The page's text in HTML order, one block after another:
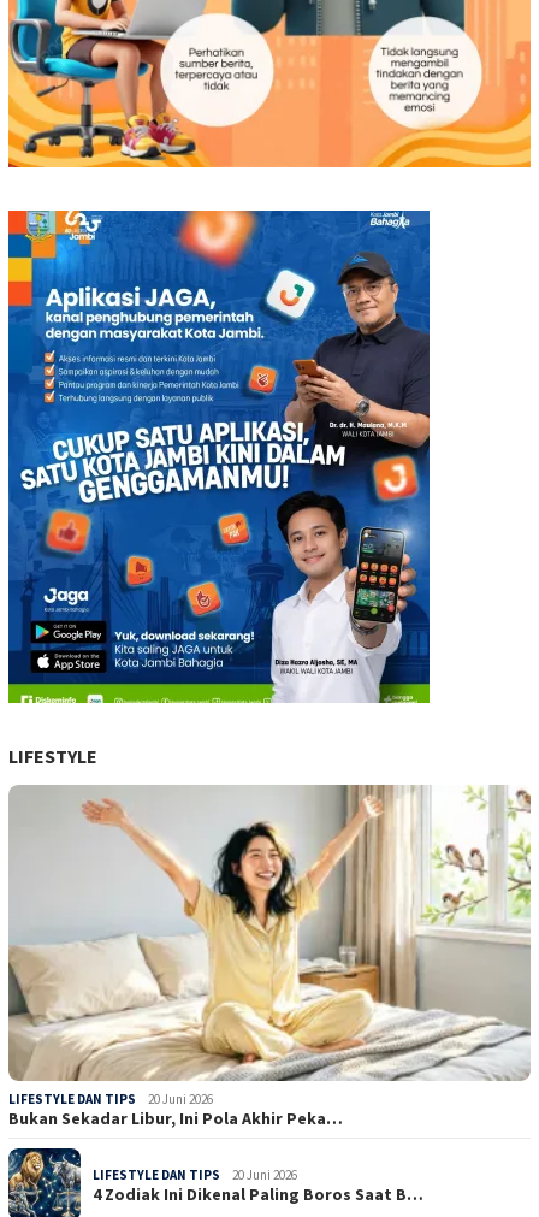
LIFESTYLE
LIFESTYLE DAN TIPS 20 Juni 2026
Bukan Sekadar Libur, Ini Pola Akhir Peka…
LIFESTYLE DAN TIPS 20 Juni 2026
4 Zodiak Ini Dikenal Paling Boros Saat B…